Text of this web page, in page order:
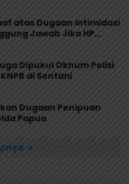
atas Dugaan Intimidasi
Jawab Jika HP
Dipukul Oknum Polisi
di Sentani
Dugaan Penipuan
Papua